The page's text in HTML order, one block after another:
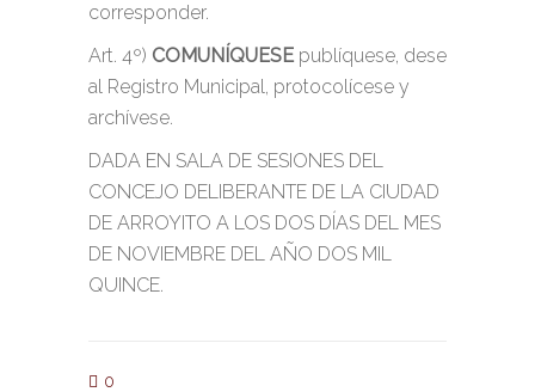
corresponder.
Art. 4º) COMUNÍQUESE publíquese, dese
al Registro Municipal, protocolícese y
archívese.
DADA EN SALA DE SESIONES DEL
CONCEJO DELIBERANTE DE LA CIUDAD
DE ARROYITO A LOS DOS DÍAS DEL MES
DE NOVIEMBRE DEL AÑO DOS MIL
QUINCE.
0